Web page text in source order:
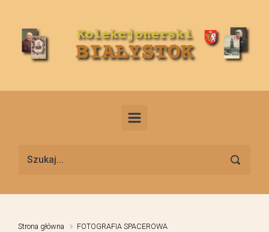
Strona główna
FOTOGRAFIA SPACEROWA